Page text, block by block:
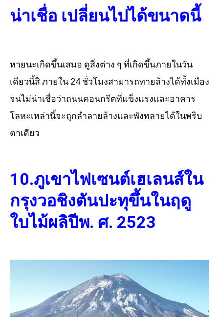
น่าเชื่อ เปลี่ยนไปได้ขนาดนี้
หายนะเกิดขึ้นเสมอ ดูสิ่งต่าง ๆ ที่เกิดขึ้นภายในวัน
เดียวนี้สิ ภายใน 24 ชั่วโมงสามารถทายล้างได้ทั้งเมือง
จนไม่น่าเชื่อว่าถนนคอนกรีตที่แข็งแรงและอาคาร
โลหะเหล่านี้จะถูกลำลายล้างและพังทลายได้ในพริบ
ตาเดียว
10.ภูเขาไฟเซนต์เฮเลนส์ใน
กรุงวอชิงตันปะทุขึ้นในฤดู
ใบไม้ผลิปีพ. ศ. 2523